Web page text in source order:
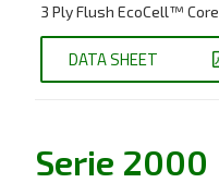
3 Ply Flush EcoCell™ Core
DATA SHEET
Serie 2000